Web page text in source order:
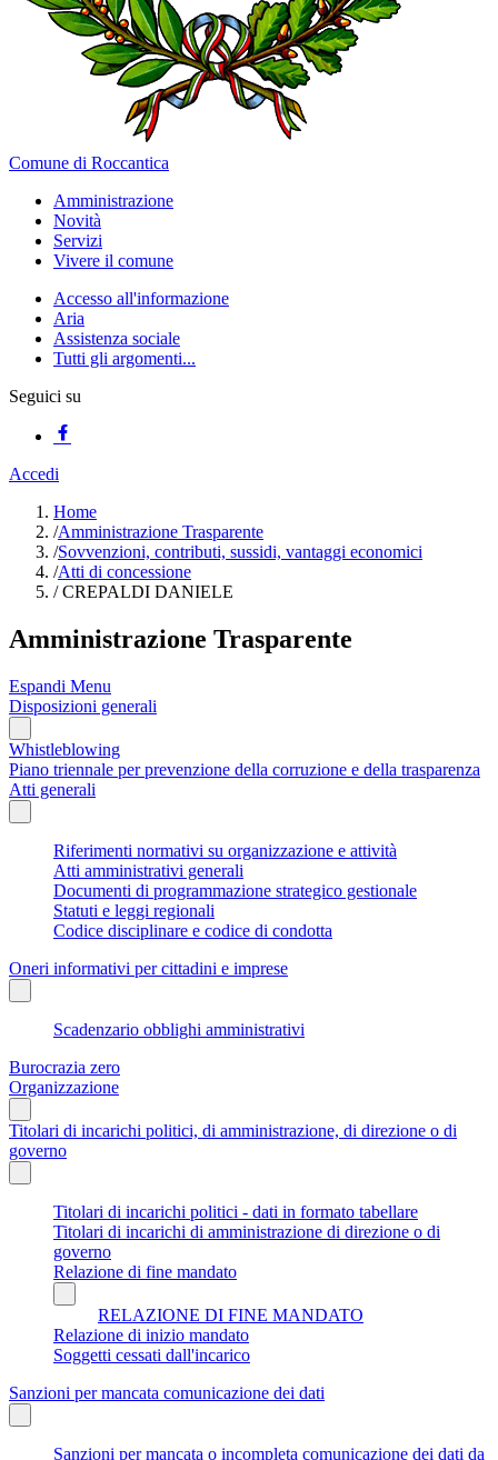
Comune di Roccantica
Amministrazione
Novità
Servizi
Vivere il comune
Accesso all'informazione
Aria
Assistenza sociale
Tutti gli argomenti...
Seguici su
Accedi
Home
/Amministrazione Trasparente
/Sovvenzioni, contributi, sussidi, vantaggi economici
/Atti di concessione
/CREPALDI DANIELE
Amministrazione Trasparente
Espandi Menu
Disposizioni generali
Whistleblowing
Piano triennale per prevenzione della corruzione e della trasparenza
Atti generali
Riferimenti normativi su organizzazione e attività
Atti amministrativi generali
Documenti di programmazione strategico gestionale
Statuti e leggi regionali
Codice disciplinare e codice di condotta
Oneri informativi per cittadini e imprese
Scadenzario obblighi amministrativi
Burocrazia zero
Organizzazione
Titolari di incarichi politici, di amministrazione, di direzione o di
governo
Titolari di incarichi politici - dati in formato tabellare
Titolari di incarichi di amministrazione di direzione o di
governo
Relazione di fine mandato
RELAZIONE DI FINE MANDATO
Relazione di inizio mandato
Soggetti cessati dall'incarico
Sanzioni per mancata comunicazione dei dati
Sanzioni per mancata o incompleta comunicazione dei dati da